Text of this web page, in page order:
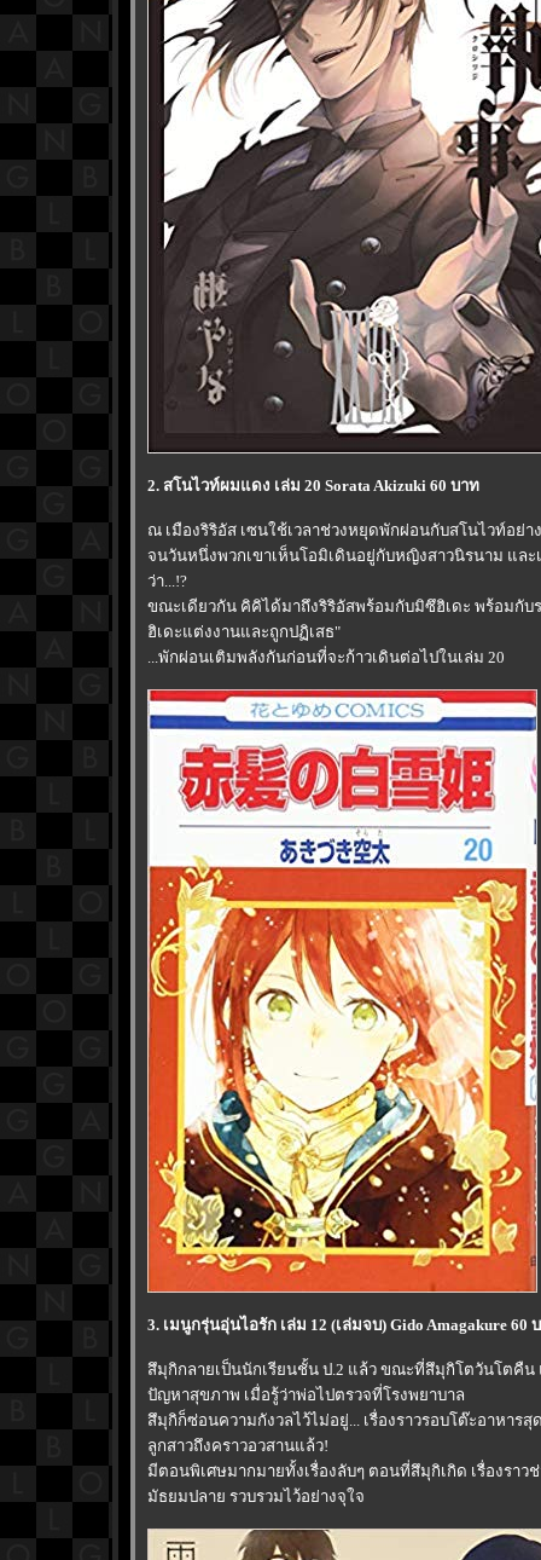
2. สโนไวท์ผมแดง เล่ม 20 Sorata Akizuki 60 บาท
ณ เมืองริริอัส เซนใช้เวลาช่วงหยุดพักผ่อนกับสโนไวท์อย่า
จนวันหนึ่งพวกเขาเห็นโอมิเดินอยู่กับหญิงสาวนิรนาม และ
ว่า...!?
ขณะเดียวกัน คิคิได้มาถึงริริอัสพร้อมกับมิซึฮิเดะ พร้อมกับ
ฮิเดะแต่งงานและถูกปฏิเสธ"
...พักผ่อนเติมพลังกันก่อนที่จะก้าวเดินต่อไปในเล่ม 20
3. เมนูกรุ่นอุ่นไอรัก เล่ม 12 (เล่มจบ) Gido Amagakure 60
สึมุกิกลายเป็นนักเรียนชั้น ป.2 แล้ว ขณะที่สึมุกิโตวันโตคื
ปัญหาสุขภาพ เมื่อรู้ว่าพ่อไปตรวจที่โรงพยาบาล
สึมุกิก็ซ่อนความกังวลไว้ไม่อยู่... เรื่องราวรอบโต๊ะอาหาร
ลูกสาวถึงคราวอวสานแล้ว!
มีตอนพิเศษมากมายทั้งเรื่องลับๆ ตอนที่สึมุกิเกิด เรื่องราว
มัธยมปลาย รวบรวมไว้อย่างจุใจ